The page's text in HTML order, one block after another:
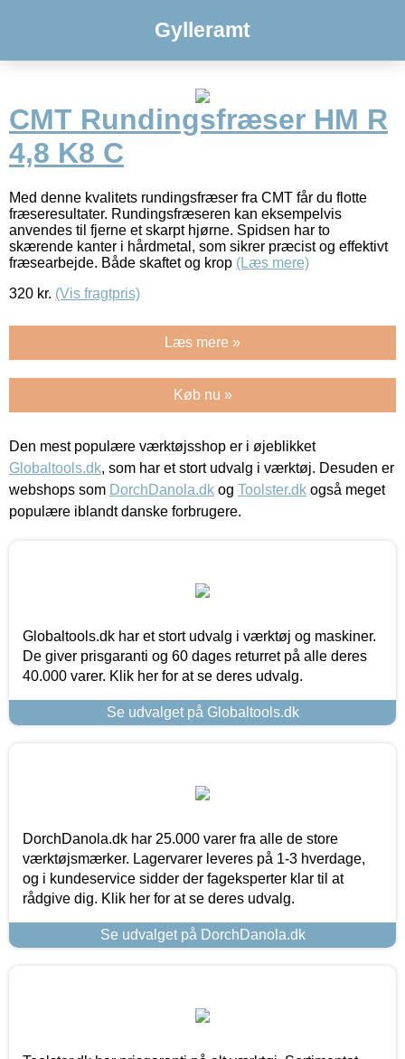
Gylleramt
CMT Rundingsfræser HM R
4,8 K8 C
Med denne kvalitets rundingsfræser fra CMT får du flotte
fræseresultater. Rundingsfræseren kan eksempelvis
anvendes til fjerne et skarpt hjørne. Spidsen har to
skærende kanter i hårdmetal, som sikrer præcist og effektivt
fræsearbejde. Både skaftet og krop (Læs mere)
320 kr. (Vis fragtpris)
Læs mere »
Køb nu »
Den mest populære værktøjsshop er i øjeblikket
Globaltools.dk, som har et stort udvalg i værktøj. Desuden er
webshops som DorchDanola.dk og Toolster.dk også meget
populære iblandt danske forbrugere.
Globaltools.dk har et stort udvalg i værktøj og maskiner.
De giver prisgaranti og 60 dages returret på alle deres
40.000 varer. Klik her for at se deres udvalg.
Se udvalget på Globaltools.dk
DorchDanola.dk har 25.000 varer fra alle de store
værktøjsmærker. Lagervarer leveres på 1-3 hverdage,
og i kundeservice sidder der fageksperter klar til at
rådgive dig. Klik her for at se deres udvalg.
Se udvalget på DorchDanola.dk